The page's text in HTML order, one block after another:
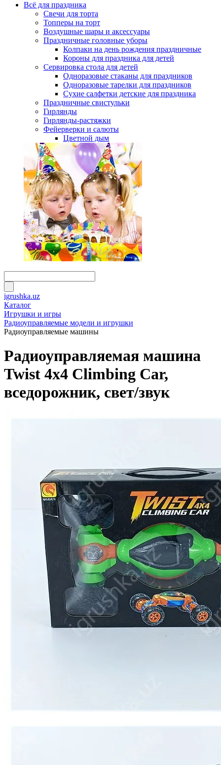
Всё для праздника
Свечи для торта
Топперы на торт
Воздушные шары и аксессуары
Праздничные головные уборы
Колпаки на день рождения праздничные
Короны для праздника для детей
Сервировка стола для детей
Одноразовые стаканы для праздников
Одноразовые тарелки для праздников
Сухие салфетки детские для праздника
Праздничные свистульки
Гирлянды
Гирлянды-растяжки
Фейерверки и салюты
Цветной дым
igrushka.uz
Каталог
Игрушки и игры
Радиоуправляемые модели и игрушки
Радиоуправляемые машины
Радиоуправляемая машина
Twist 4x4 Climbing Car,
вседорожник, свет/звук